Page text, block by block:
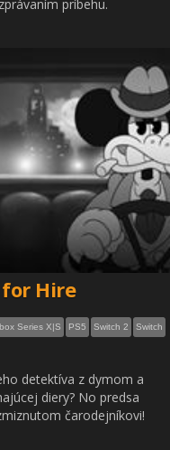
príbehu.
for Hire
Series X|S PS5 Switch 2 Switch
detektíva z dymom a
diery? No predsa
čarodejníkovi!